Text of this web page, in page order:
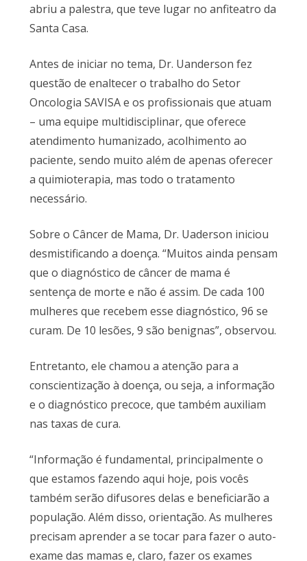
abriu a palestra, que teve lugar no anfiteatro da
Santa Casa.
Antes de iniciar no tema, Dr. Uanderson fez
questão de enaltecer o trabalho do Setor
Oncologia SAVISA e os profissionais que atuam
– uma equipe multidisciplinar, que oferece
atendimento humanizado, acolhimento ao
paciente, sendo muito além de apenas oferecer
a quimioterapia, mas todo o tratamento
necessário.
Sobre o Câncer de Mama, Dr. Uaderson iniciou
desmistificando a doença. “Muitos ainda pensam
que o diagnóstico de câncer de mama é
sentença de morte e não é assim. De cada 100
mulheres que recebem esse diagnóstico, 96 se
curam. De 10 lesões, 9 são benignas”, observou.
Entretanto, ele chamou a atenção para a
conscientização à doença, ou seja, a informação
e o diagnóstico precoce, que também auxiliam
nas taxas de cura.
“Informação é fundamental, principalmente o
que estamos fazendo aqui hoje, pois vocês
também serão difusores delas e beneficiarão a
população. Além disso, orientação. As mulheres
precisam aprender a se tocar para fazer o auto-
exame das mamas e, claro, fazer os exames